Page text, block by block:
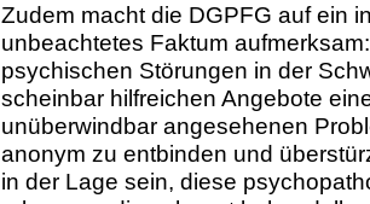
Zudem macht die DGPFG auf ein
unbeachtetes Faktum
psychischen Störungen in der
scheinbar hilfreichen Angebote
unüberwindbar angesehenen
anonym zu entbinden und
in der Lage sein, diese